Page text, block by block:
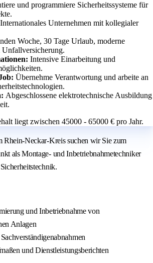
und programmiere Sicherheitssysteme für
Internationales Unternehmen mit kollegialer
Woche, 30 Tage Urlaub, moderne
Unfallversicherung.
Intensive Einarbeitung und
Übernehme Verantwortung und arbeite an
Abgeschlossene elektrotechnische Ausbildung
liegt zwischen 45000 - 65000 € pro Jahr.
Rhein-Neckar-Kreis suchen wir Sie zum
als Montage- und Inbetriebnahmetechniker
und Inbetriebnahme von
Anlagen
und Dienstleistungsberichten